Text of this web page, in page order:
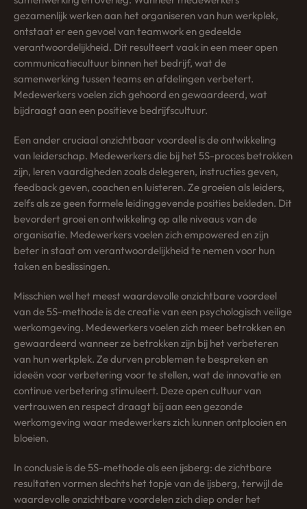
gezamenlijk werken aan het organiseren van hun werkplek,
ontstaat er een gevoel van teamwork en gedeelde
verantwoordelijkheid. Dit resulteert vaak in een meer open
communicatiecultuur binnen het bedrijf, wat de
samenwerking tussen teams en afdelingen verbetert.
Medewerkers voelen zich gehoord en gewaardeerd, wat
bijdraagt aan een positieve bedrijfscultuur.
Een ander cruciaal onzichtbaar voordeel is de ontwikkeling
van leiderschap. Medewerkers die bij het 5S-proces betrokken
zijn, leren vaardigheden zoals delegeren, instructies geven,
feedback geven, coachen en luisteren. Ze groeien als leiders,
zelfs als ze geen formele leidinggevende posities bekleden. Dit
bevordert groei en ontwikkeling op alle niveaus van de
organisatie. Medewerkers voelen zich empowered en zijn
beter in staat om verantwoordelijkheid te nemen voor hun
taken en beslissingen.
Misschien wel het meest waardevolle onzichtbare voordeel
van de 5S-methode is de creatie van een psychologisch veilige
werkomgeving. Medewerkers voelen zich meer betrokken en
gewaardeerd wanneer ze betrokken zijn bij het verbeteren
van hun werkplek. Ze durven problemen te bespreken en
ideeën voor verbetering voor te stellen, wat de innovatie en
continue verbetering stimuleert. Deze open cultuur van
vertrouwen en respect draagt bij aan een gezonde
werkomgeving waar medewerkers zich kunnen ontplooien en
bloeien.
In conclusie is de 5S-methode als een ijsberg: de zichtbare
resultaten vormen slechts het topje van de ijsberg, terwijl de
waardevolle onzichtbare voordelen zich diep onder het